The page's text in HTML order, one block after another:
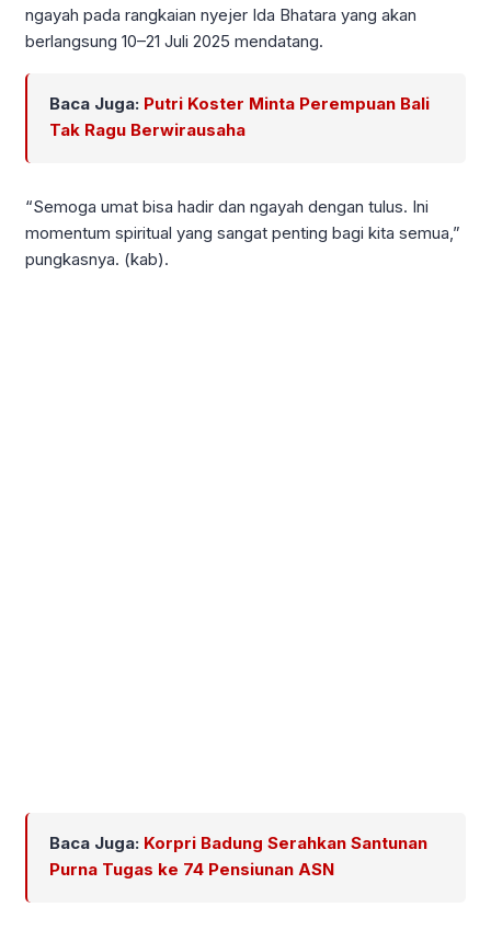
ngayah pada rangkaian nyejer Ida Bhatara yang akan
berlangsung 10–21 Juli 2025 mendatang.
Baca Juga: Putri Koster Minta Perempuan Bali
Tak Ragu Berwirausaha
“Semoga umat bisa hadir dan ngayah dengan tulus. Ini
momentum spiritual yang sangat penting bagi kita semua,”
pungkasnya. (kab).
Baca Juga: Korpri Badung Serahkan Santunan
Purna Tugas ke 74 Pensiunan ASN